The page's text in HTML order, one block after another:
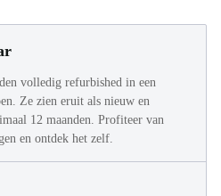
volledig refurbished in een
Ze zien eruit als nieuw en
12 maanden. Profiteer van
en ontdek het zelf.